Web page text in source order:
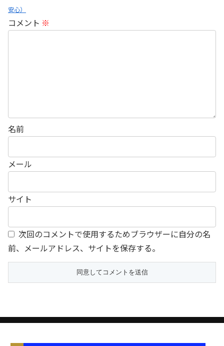
安心）
コメント ※
名前
メール
サイト
次回のコメントで使用するためブラウザーに自分の名
前、メールアドレス、サイトを保存する。